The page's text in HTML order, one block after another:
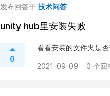
发布回答于 技术问答
unity hub里安装失败
0
看看安装的文件夹是
2021-09-09 0 个回